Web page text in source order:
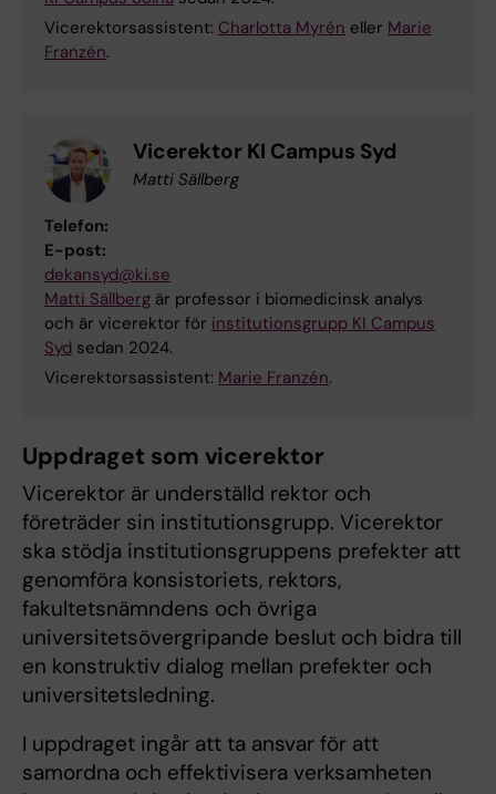
Vicerektorsassistent: Charlotta Myrén eller Marie
Franzén.
Vicerektor KI Campus Syd
Matti Sällberg
Telefon:
E-post:
dekansyd@ki.se
Matti Sällberg är professor i biomedicinsk analys
och är vicerektor för institutionsgrupp KI Campus
Syd sedan 2024.
Vicerektorsassistent: Marie Franzén.
Uppdraget som vicerektor
Vicerektor är underställd rektor och
företräder sin institutionsgrupp. Vicerektor
ska stödja institutionsgruppens prefekter att
genomföra konsistoriets, rektors,
fakultetsnämndens och övriga
universitetsövergripande beslut och bidra till
en konstruktiv dialog mellan prefekter och
universitetsledning.
I uppdraget ingår att ta ansvar för att
samordna och effektivisera verksamheten